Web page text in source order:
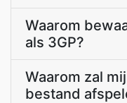
Waarom
als 3GP?
Waarom zal
bestand